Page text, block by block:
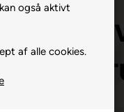
også aktivt
af alle cookies.